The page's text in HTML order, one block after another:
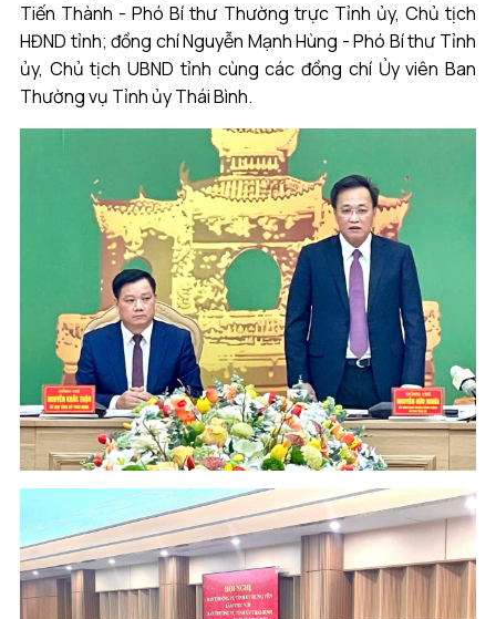
Tiến Thành - Phó Bí thư Thường trực Tỉnh ủy, Chủ tịch
HĐND tỉnh; đồng chí Nguyễn Mạnh Hùng - Phó Bí thư Tỉnh
ủy, Chủ tịch UBND tỉnh cùng các đồng chí Ủy viên Ban
Thường vụ Tỉnh ủy Thái Bình.